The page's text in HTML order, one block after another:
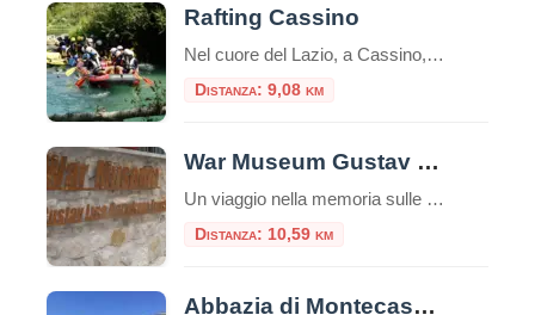
Rafting Cassino
Nel cuore del Lazio, a Cassino, Adventureland offre un’esperienza di rafting unica lungo il fiume Gari. Questo parco avventura, tra i più moderni del Centro Italia, propone attività all’aria aperta per tutte le età, combinando sport, natura e divertimento. Il Fiume Gari: Natura e Avventura Il fiume Gari, con le sue acque cristalline e un […]
Distanza: 9,08 km
War Museum Gustav Line Garigliano Front
Un viaggio nella memoria sulle rive del Garigliano Nel cuore della provincia di Latina, immerso tra le colline che videro alcuni dei combattimenti più duri della Seconda Guerra Mondiale in Italia, sorge il War Museum Gustav Line – Garigliano Front, un piccolo ma prezioso museo storico dedicato alla memoria della Linea Gustav e ai tragici […]
Distanza: 10,59 km
Abbazia di Montecassino